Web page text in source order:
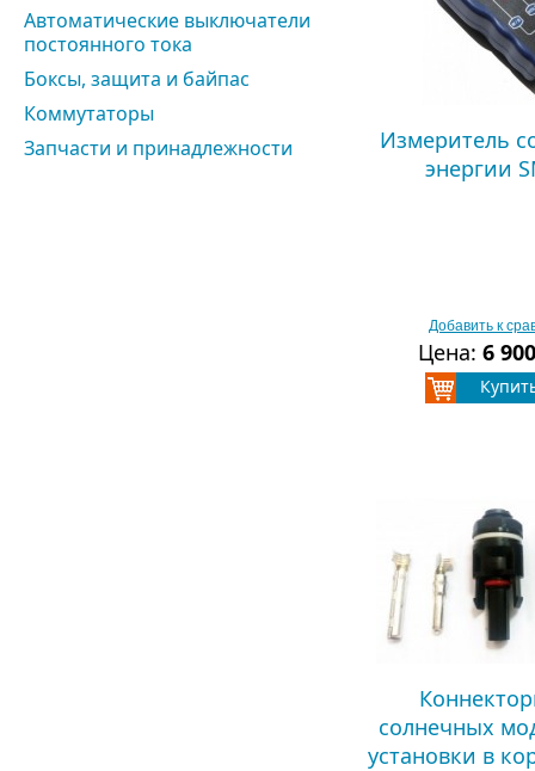
Автоматические выключатели
постоянного тока
Боксы, защита и байпас
Коммутаторы
Запчасти и принадлежности
Измеритель
энергии
Добавить к
Цена: 6 900
солнечных
установки в